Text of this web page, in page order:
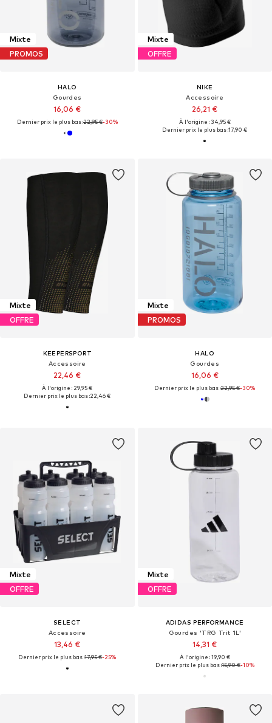
Mixte
PROMOS
HALO
Gourdes
16,06 €
Dernier prix le plus bas :22,95 €-30%
Mixte
OFFRE
NIKE
Accessoire
26,21 €
À l'origine : 34,95 €
Dernier prix le plus bas :17,90 €
Mixte
OFFRE
KEEPERSPORT
Accessoire
22,46 €
À l'origine : 29,95 €
Dernier prix le plus bas :22,46 €
Mixte
PROMOS
HALO
Gourdes
16,06 €
Dernier prix le plus bas :22,95 €-30%
Mixte
OFFRE
SELECT
Accessoire
13,46 €
Dernier prix le plus bas :17,95 €-25%
Mixte
OFFRE
ADIDAS PERFORMANCE
Gourdes 'TRG Trit 1L'
14,31 €
À l'origine : 19,90 €
Dernier prix le plus bas :15,90 €-10%